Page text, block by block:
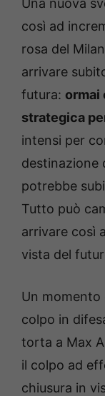
Una nuova
così ad
rosa del
arrivare
futura: ormai
strategica
intensi per
destinazione
potrebbe
Tutto può
arrivare così
vista del
Un momento
colpo in
torta a Max
il colpo ad
chiusura in